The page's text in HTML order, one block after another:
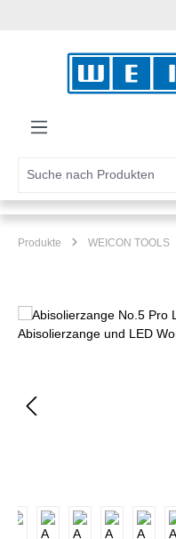
Produkte WEICON TOOLS
Bildergalerie überspringen